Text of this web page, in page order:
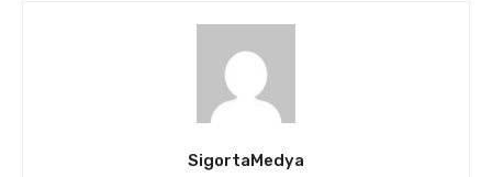
SigortaMedya